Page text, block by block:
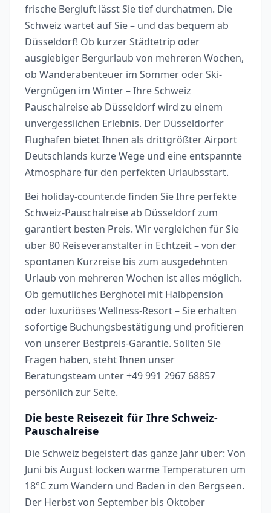
frische Bergluft lässt Sie tief durchatmen. Die
Schweiz wartet auf Sie – und das bequem ab
Düsseldorf! Ob kurzer Städtetrip oder
ausgiebiger Bergurlaub von mehreren Wochen,
ob Wanderabenteuer im Sommer oder Ski-
Vergnügen im Winter – Ihre Schweiz
Pauschalreise ab Düsseldorf wird zu einem
unvergesslichen Erlebnis. Der Düsseldorfer
Flughafen bietet Ihnen als drittgrößter Airport
Deutschlands kurze Wege und eine entspannte
Atmosphäre für den perfekten Urlaubsstart.
Bei holiday-counter.de finden Sie Ihre perfekte
Schweiz-Pauschalreise ab Düsseldorf zum
garantiert besten Preis. Wir vergleichen für Sie
über 80 Reiseveranstalter in Echtzeit – von der
spontanen Kurzreise bis zum ausgedehnten
Urlaub von mehreren Wochen ist alles möglich.
Ob gemütliches Berghotel mit Halbpension
oder luxuriöses Wellness-Resort – Sie erhalten
sofortige Buchungsbestätigung und profitieren
von unserer Bestpreis-Garantie. Sollten Sie
Fragen haben, steht Ihnen unser
Beratungsteam unter +49 991 2967 68857
persönlich zur Seite.
Die beste Reisezeit für Ihre Schweiz-
Pauschalreise
Die Schweiz begeistert das ganze Jahr über: Von
Juni bis August locken warme Temperaturen um
18°C zum Wandern und Baden in den Bergseen.
Der Herbst von September bis Oktober